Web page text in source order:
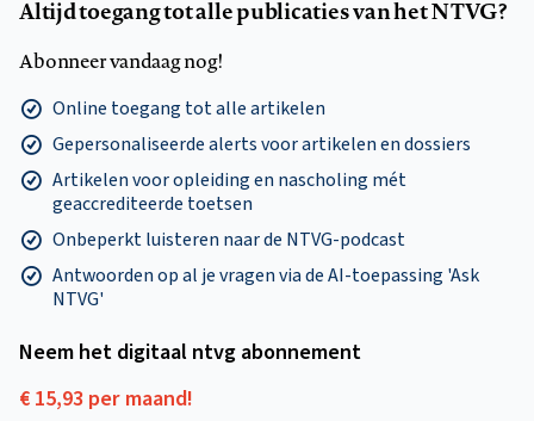
Altijd toegang tot alle publicaties van het NTVG?
Abonneer vandaag nog!
Online toegang tot alle artikelen
Gepersonaliseerde alerts voor artikelen en dossiers
Artikelen voor opleiding en nascholing mét
geaccrediteerde toetsen
Onbeperkt luisteren naar de NTVG-podcast
Antwoorden op al je vragen via de AI-toepassing 'Ask
NTVG'
Neem het digitaal ntvg abonnement
€ 15,93 per maand!